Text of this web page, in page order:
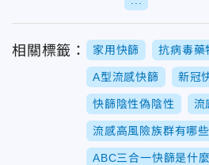
相關標籤： 家用快篩 抗病毒藥
A型流感快篩 新冠
快篩陰性偽陰性 流
流感高風險族群有哪些
ABC三合一快篩是什麼